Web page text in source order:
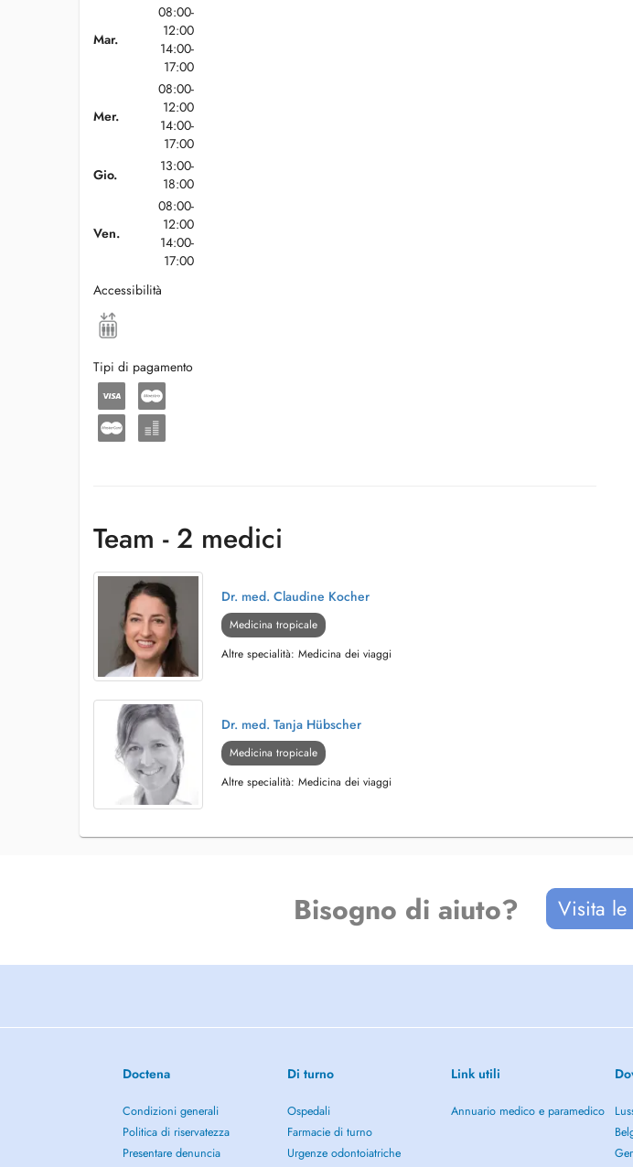
Mar.
08:00-
12:00
14:00-
17:00
Mer.
08:00-
12:00
14:00-
17:00
Gio.
13:00-
18:00
Ven.
08:00-
12:00
14:00-
17:00
Accessibilità
Tipi di pagamento
Team - 2 medici
Dr. med. Claudine Kocher
Medicina tropicale
Altre specialità: Medicina dei viaggi
Dr. med. Tanja Hübscher
Medicina tropicale
Altre specialità: Medicina dei viaggi
Bisogno di aiuto? Visita le
Doctena
Condizioni generali
Politica di riservatezza
Presentare denuncia
Di turno
Ospedali
Farmacie di turno
Urgenze odontoiatriche
Link utili
Annuario medico e paramedico